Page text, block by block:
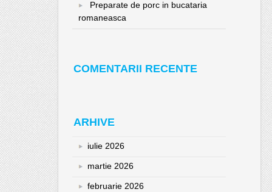
Preparate de porc in bucataria
romaneasca
COMENTARII RECENTE
ARHIVE
iulie 2026
martie 2026
februarie 2026